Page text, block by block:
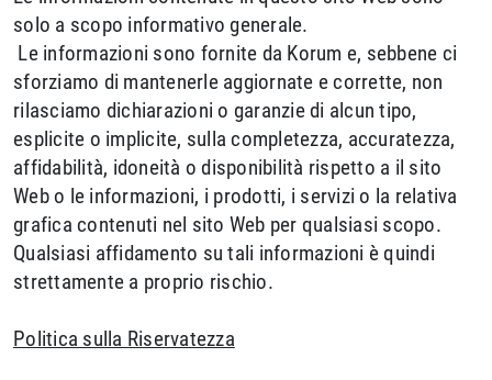
solo a scopo informativo generale.
Le informazioni sono fornite da Korum e, sebbene ci
sforziamo di mantenerle aggiornate e corrette, non
rilasciamo dichiarazioni o garanzie di alcun tipo,
esplicite o implicite, sulla completezza, accuratezza,
affidabilità, idoneità o disponibilità rispetto a il sito
Web o le informazioni, i prodotti, i servizi o la relativa
grafica contenuti nel sito Web per qualsiasi scopo.
Qualsiasi affidamento su tali informazioni è quindi
strettamente a proprio rischio.
Politica sulla Riservatezza